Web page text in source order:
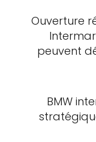
Ouverture
peuvent
BMW